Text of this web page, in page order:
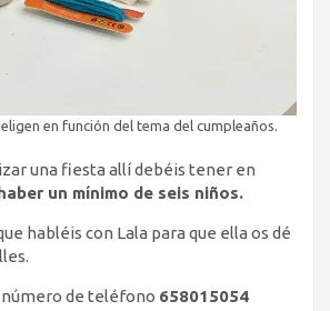
en función del tema del cumpleaños.
una fiesta allí debéis tener en
un mínimo de seis niños.
habléis con Lala para que ella os dé
número de teléfono 658015054